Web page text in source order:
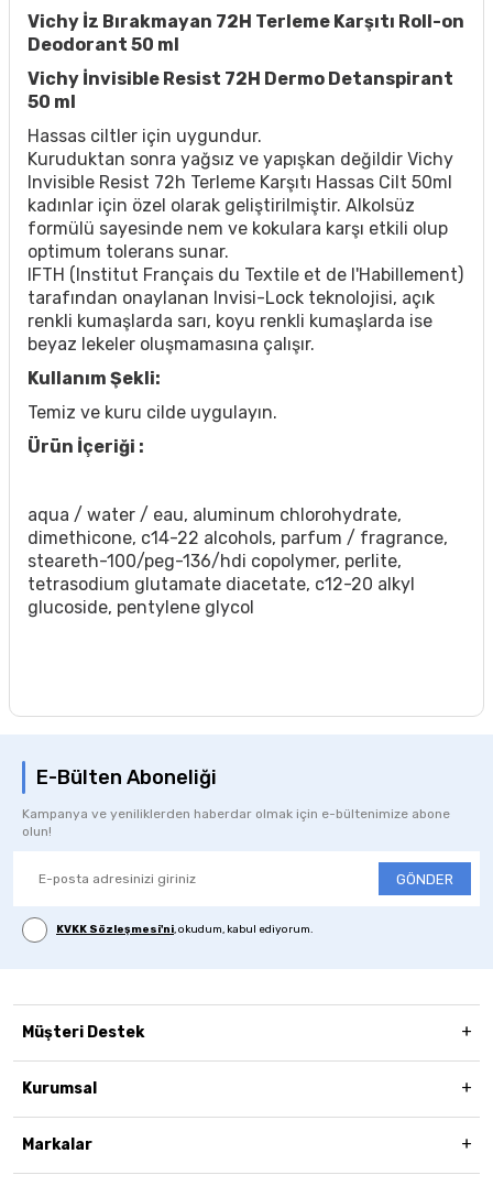
Vichy İz Bırakmayan 72H Terleme Karşıtı Roll-on
Deodorant 50 ml
Vichy İnvisible Resist 72H Dermo Detanspirant
50 ml
Hassas ciltler için uygundur.
Kuruduktan sonra yağsız ve yapışkan değildir Vichy
Invisible Resist 72h Terleme Karşıtı Hassas Cilt 50ml
kadınlar için özel olarak geliştirilmiştir. Alkolsüz
formülü sayesinde nem ve kokulara karşı etkili olup
optimum tolerans sunar.
IFTH (Institut Français du Textile et de l'Habillement)
tarafından onaylanan Invisi-Lock teknolojisi, açık
renkli kumaşlarda sarı, koyu renkli kumaşlarda ise
beyaz lekeler oluşmamasına çalışır.
Kullanım Şekli:
Temiz ve kuru cilde uygulayın.
Ürün İçeriği :
aqua / water / eau, aluminum chlorohydrate,
dimethicone, c14-22 alcohols, parfum / fragrance,
steareth-100/peg-136/hdi copolymer, perlite,
tetrasodium glutamate diacetate, c12-20 alkyl
glucoside, pentylene glycol
E-Bülten Aboneliği
Kampanya ve yeniliklerden haberdar olmak için e-bültenimize abone
olun!
GÖNDER
KVKK Sözleşmesi'ni, okudum, kabul ediyorum.
Müşteri Destek
Kurumsal
Markalar